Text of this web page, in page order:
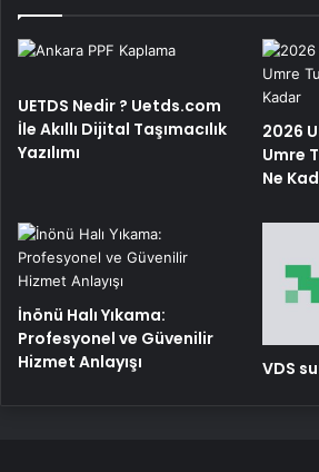
UETDS Nedir ? Uetds.com
İle Akıllı Dijital Taşımacılık
Yazılımı
2026
Umre
Ne
İnönü Halı Yıkama:
Profesyonel ve Güvenilir
Hizmet Anlayışı
VDS